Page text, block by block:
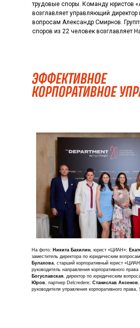
трудовые споры. Команду юристов
возглавляет управляющий
вопросам Александр Смирнов.
споров из 22 человек возглавляет
На фото: Никита Бахилин, юрист «ЦИАН»;
заместитель директора по юридическим
Булахова, старший корпоративный юрист
руководитель направления корпоративного
Богуславская, директор по юридическим
Юров, партнер Delcredere; Станислав Аксенов,
руководителя управления корпоративного права,